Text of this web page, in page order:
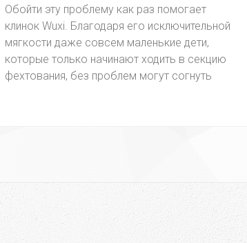
Обойти эту проблему как раз помогает
клинок Wuxi. Благодаря его исключительной
мягкости даже совсем маленькие дети,
которые только начинают ходить в секцию
фехтования, без проблем могут согнуть